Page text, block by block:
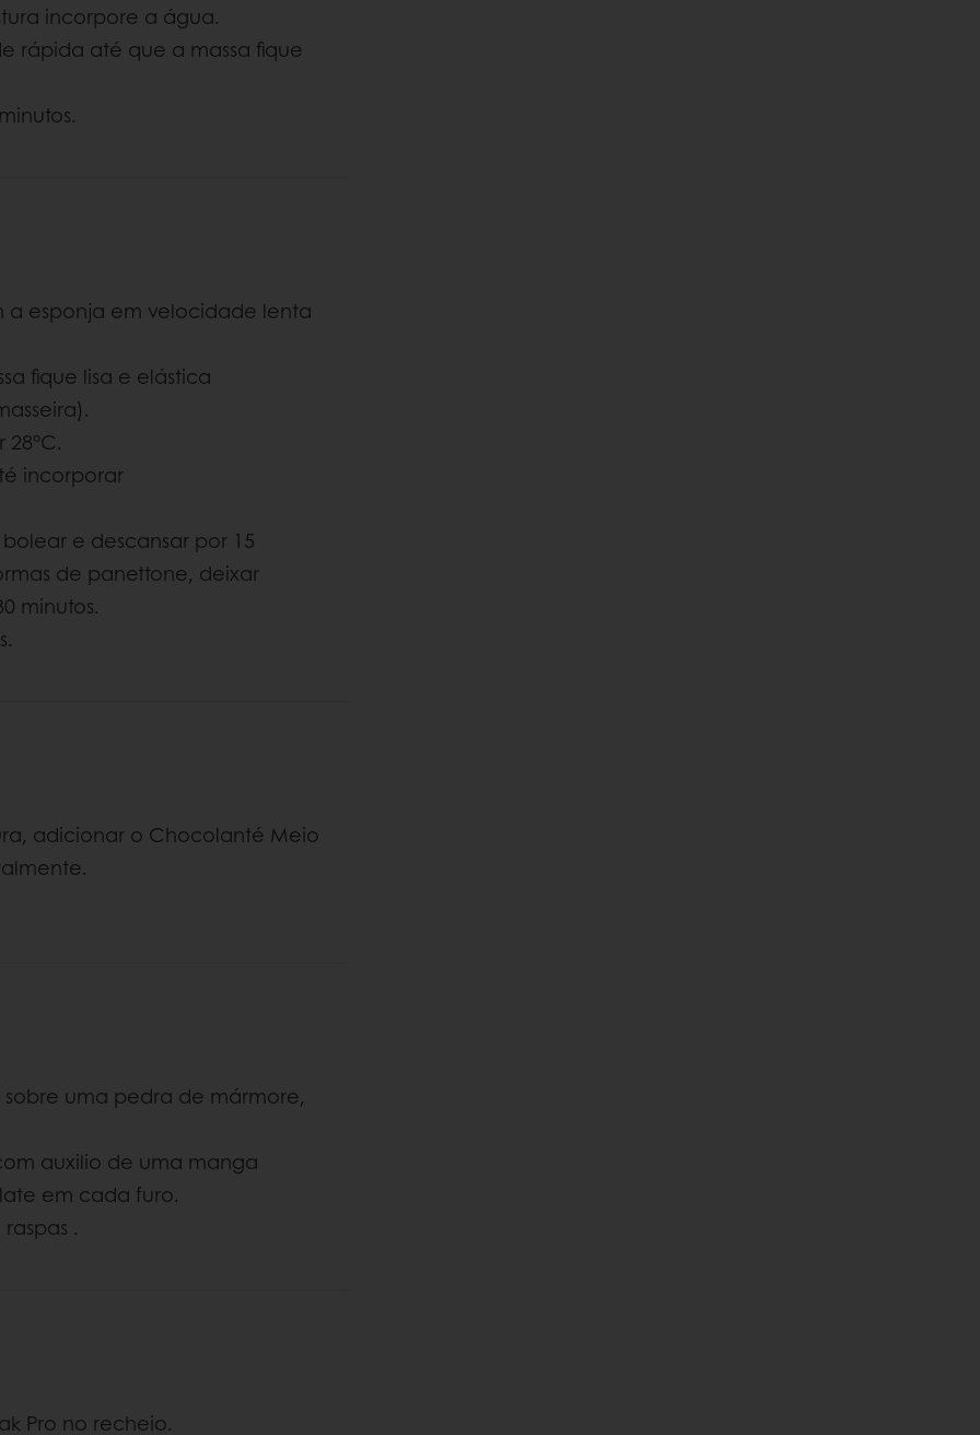
incorpore a água.
rápida até que a massa fique
a esponja em velocidade lenta
fique lisa e elástica
incorporar
e descansar por 15
de panettone, deixar
minutos.
adicionar o Chocolanté Meio
uma pedra de mármore,
auxilio de uma manga
em cada furo.
.
Pro no recheio.